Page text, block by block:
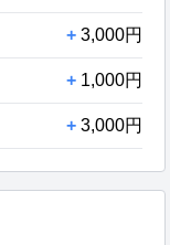
+ 3,000円
+ 1,000円
+ 3,000円